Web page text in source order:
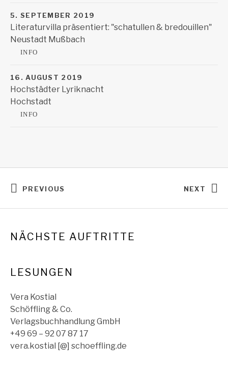
5. SEPTEMBER 2019
Literaturvilla präsentiert: "schatullen & bredouillen"
Neustadt Mußbach
Parkvilla Herrenhof
INFO
16. AUGUST 2019
Hochstädter Lyriknacht
Hochstadt
Evangelische Kirche Hochstadt
INFO
Posts navigation
PREVIOUS NEXT
NÄCHSTE AUFTRITTE
LESUNGEN
Vera Kostial
Schöffling & Co.
Verlagsbuchhandlung GmbH
+49 69 – 92 07 87 17
vera.kostial [@] schoeffling.de